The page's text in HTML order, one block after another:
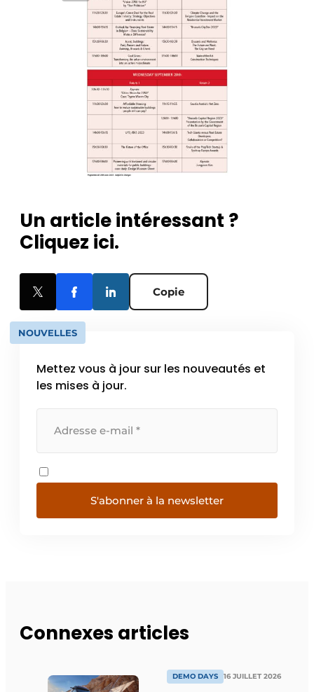
Un article intéressant ?
Cliquez ici.
Copie
NOUVELLES
Mettez vous à jour sur les nouveautés et
les mises à jour.
S'abonner à la newsletter
Connexes articles
DEMO DAYS 16 JUILLET 2026